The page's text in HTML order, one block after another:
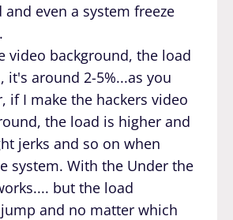
and even a system freeze
video background, the load
it's around 2-5%...as you
if I make the hackers video
the load is higher and
jerks and so on when
system. With the Under the
but the load
and no matter which